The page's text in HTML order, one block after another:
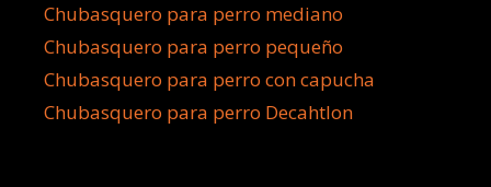
Chubasquero para perro mediano
Chubasquero para perro pequeño
Chubasquero para perro con capucha
Chubasquero para perro Decahtlon